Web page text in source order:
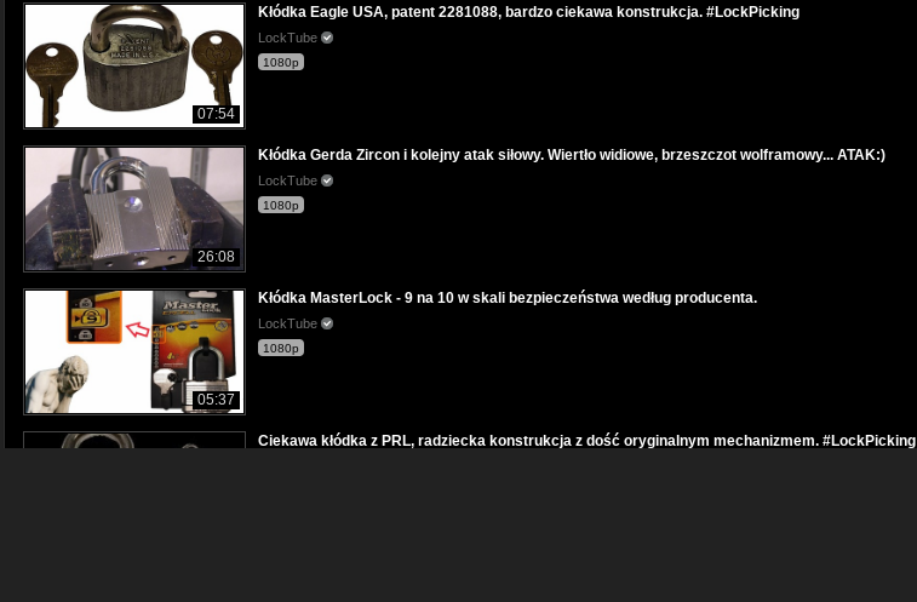
07:54
Kłódka Eagle USA, patent 2281088, bardzo ciekawa konstrukcja. #LockPicking
LockTube
1080p
26:08
Kłódka Gerda Zircon i kolejny atak siłowy. Wiertło widiowe, brzeszczot wolframowy... ATAK:)
LockTube
1080p
05:37
Kłódka MasterLock - 9 na 10 w skali bezpieczeństwa według producenta.
LockTube
1080p
Ciekawa kłódka z PRL, radziecka konstrukcja z dość oryginalnym mechanizmem. #LockPicking